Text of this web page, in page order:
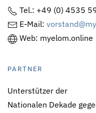
Tel.: +49 (0) 4535
E-Mail:
Web: myelom.online
PARTNER
Unterstützer der
Nationalen Dekade